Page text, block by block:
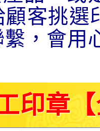
客挑選
，會用
印章